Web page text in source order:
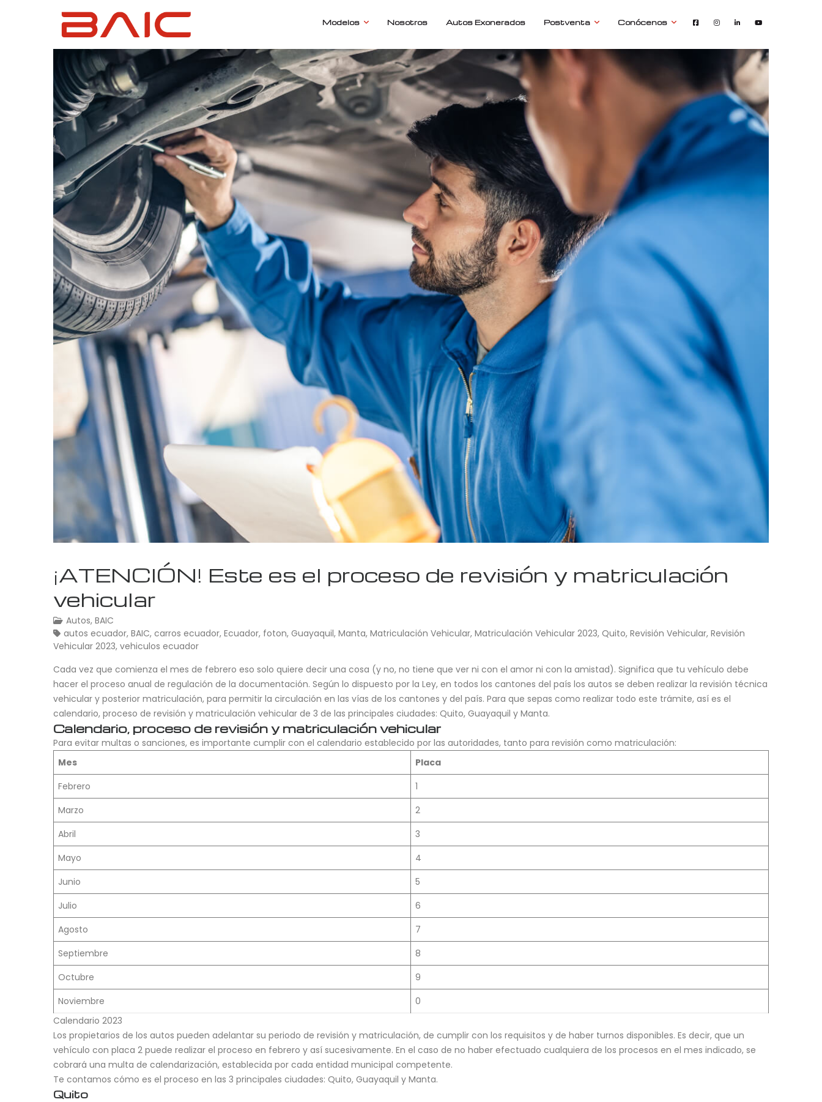
Modelos Nosotros Autos Exonerados Postventa Conócenos
¡ATENCIÓN! Este es el proceso de revisión y matriculación
vehicular
Autos, BAIC
autos ecuador, BAIC, carros ecuador, Ecuador, foton, Guayaquil, Manta, Matriculación Vehicular, Matriculación Vehicular 2023, Quito, Revisión Vehicular, Revisión
Vehicular 2023, vehiculos ecuador
Cada vez que comienza el mes de febrero eso solo quiere decir una cosa (y no, no tiene que ver ni con el amor ni con la amistad). Significa que tu vehículo debe
hacer el proceso anual de regulación de la documentación. Según lo dispuesto por la Ley, en todos los cantones del país los autos se deben realizar la revisión técnica
vehicular y posterior matriculación, para permitir la circulación en las vías de los cantones y del país. Para que sepas como realizar todo este trámite, así es el
calendario, proceso de revisión y matriculación vehicular de 3 de las principales ciudades: Quito, Guayaquil y Manta.
Calendario, proceso de revisión y matriculación vehicular
Para evitar multas o sanciones, es importante cumplir con el calendario establecido por las autoridades, tanto para revisión como matriculación:
Mes
Placa
Febrero
1
Marzo
2
Abril
3
Mayo
4
Junio
5
Julio
6
Agosto
7
Septiembre
8
Octubre
9
Noviembre
0
Calendario 2023
Los propietarios de los autos pueden adelantar su periodo de revisión y matriculación, de cumplir con los requisitos y de haber turnos disponibles. Es decir, que un
vehículo con placa 2 puede realizar el proceso en febrero y así sucesivamente. En el caso de no haber efectuado cualquiera de los procesos en el mes indicado, se
cobrará una multa de calendarización, establecida por cada entidad municipal competente.
Te contamos cómo es el proceso en las 3 principales ciudades: Quito, Guayaquil y Manta.
Quito